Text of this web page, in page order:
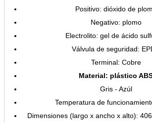
Positivo: dióxido de
Negativo: plomo
Electrolito: gel de ácido
Válvula de seguridad:
Terminal: Cobre
Material: plástico
Gris - Azúl
Temperatura de
Dimensiones (largo x ancho x alto):